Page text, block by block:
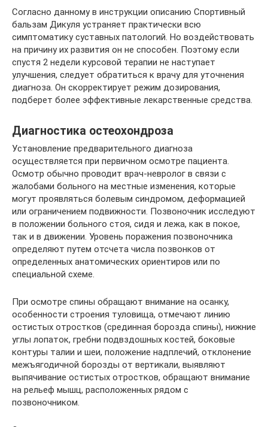
Согласно данному в инструкции описанию Спортивный
бальзам Дикуля устраняет практически всю
симптоматику суставных патологий. Но воздействовать
на причину их развития он не способен. Поэтому если
спустя 2 недели курсовой терапии не наступает
улучшения, следует обратиться к врачу для уточнения
диагноза. Он скорректирует режим дозирования,
подберет более эффективные лекарственные средства.
Диагностика остеохондроза
Установление предварительного диагноза
осуществляется при первичном осмотре пациента.
Осмотр обычно проводит врач-невролог в связи с
жалобами больного на местные изменения, которые
могут проявляться болевым синдромом, деформацией
или ограничением подвижности. Позвоночник исследуют
в положении больного стоя, сидя и лежа, как в покое,
так и в движении. Уровень поражения позвоночника
определяют путем отсчета числа позвонков от
определенных анатомических ориентиров или по
специальной схеме.
При осмотре спины обращают внимание на осанку,
особенности строения туловища, отмечают линию
остистых отростков (срединная борозда спины), нижние
углы лопаток, гребни подвздошных костей, боковые
контуры талии и шеи, положение надплечий, отклонение
межъягодичной борозды от вертикали, выявляют
выпячивание остистых отростков, обращают внимание
на рельеф мышц, расположенных рядом с
позвоночником.